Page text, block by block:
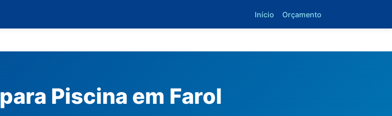
Início Orçamento
Piscina em Farol